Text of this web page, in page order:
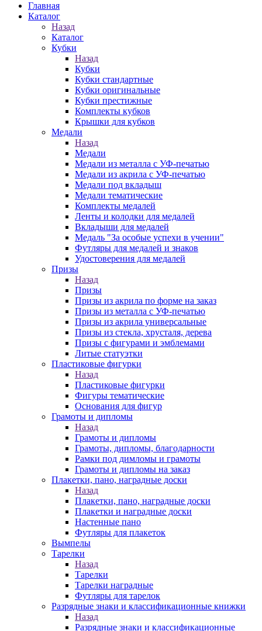
Главная
Каталог
Назад
Каталог
Кубки
Назад
Кубки
Кубки стандартные
Кубки оригинальные
Кубки престижные
Комплекты кубков
Крышки для кубков
Медали
Назад
Медали
Медали из металла с УФ-печатью
Медали из акрила с УФ-печатью
Медали под вкладыш
Медали тематические
Комплекты медалей
Ленты и колодки для медалей
Вкладыши для медалей
Медаль "За особые успехи в учении"
Футляры для медалей и знаков
Удостоверения для медалей
Призы
Назад
Призы
Призы из акрила по форме на заказ
Призы из металла с УФ-печатью
Призы из акрила универсальные
Призы из стекла, хрусталя, дерева
Призы с фигурами и эмблемами
Литые статуэтки
Пластиковые фигурки
Назад
Пластиковые фигурки
Фигуры тематические
Основания для фигур
Грамоты и дипломы
Назад
Грамоты и дипломы
Грамоты, дипломы, благодарности
Рамки под димломы и грамоты
Грамоты и дипломы на заказ
Плакетки, пано, наградные доски
Назад
Плакетки, пано, наградные доски
Плакетки и наградные доски
Настенные пано
Футляры для плакеток
Вымпелы
Тарелки
Назад
Тарелки
Тарелки наградные
Футляры для тарелок
Разрядные знаки и классификационные книжки
Назад
Разрядные знаки и классификационные